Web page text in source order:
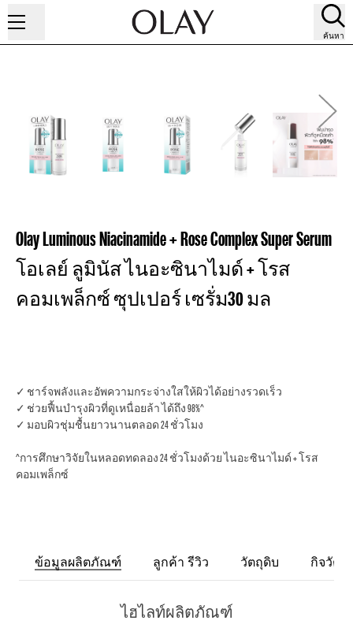
ค้นหา
Olay Luminous Niacinamide + Rose Complex Super Serum
โอเลย์ ลูมินัส ไนอะซินาไมด์ + โรส
คอมเพล็กซ์ ซุปเปอร์ เซรั่ม30 มล
✓ ชาร์จพลังและอัพความกระจ่างใสให้ผิวได้อย่างรวดเร็ว
✓ ช่วยฟื้นบำรุงผิวที่ดูเหนื่อยล้า ได้ถึง 98%^
✓ มอบผิวชุ่มชื้นยาวนานตลอด 24 ชั่วโมง
^การศึกษาวิจัยในหลอดทดลอง 24 ชั่วโมงด้วย ไนอะซินาไมด์ + โรส
คอมเพล็กซ์
ข้อมูลผลิตภัณฑ์ ลูกค้า รีวิว วัตถุดิบ กิจวัตร
ไฮไลท์ผลิตภัณฑ์